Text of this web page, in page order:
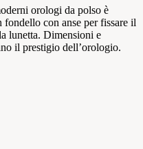
orologi da polso è
fondello con anse per fissare il
lunetta. Dimensioni e
il prestigio dell’orologio.